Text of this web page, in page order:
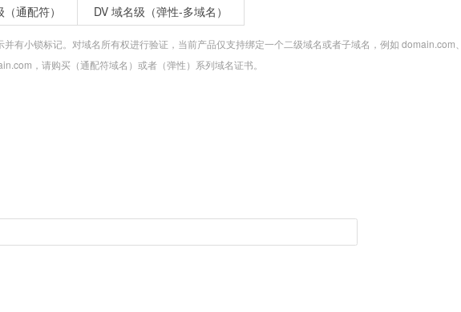
通配符） DV 域名级（弹性-多域名）
有小锁标记。对域名所有权进行验证，当前产品仅支持绑定一个二级域名或者子域名，例如
，请购买（通配符域名）或者（弹性）系列域名证书。